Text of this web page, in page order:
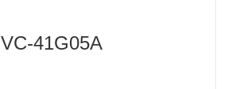
VC-41G05A